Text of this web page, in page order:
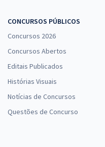
CONCURSOS PÚBLICOS
Concursos 2026
Concursos Abertos
Editais Publicados
Histórias Visuais
Notícias de Concursos
Questões de Concurso